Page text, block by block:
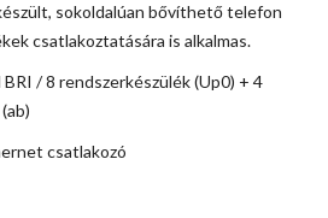
sokoldalúan bővíthető telefon
csatlakoztatására is alkalmas.
/ 8 rendszerkészülék (Up0) + 4
csatlakozó